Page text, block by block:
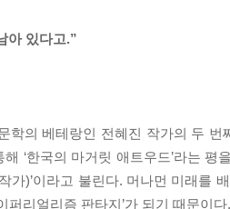
아 있다고.”
학의 베테랑인 전혜진 작가의 두
‘한국의 마거릿 애트우드’라는 평
가)’이라고 불린다. 머나먼 미래를
리얼리즘 판타지’가 되기 때문이다.